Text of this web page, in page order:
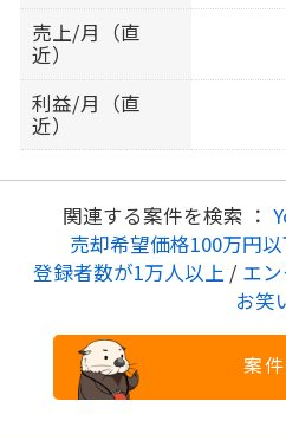
売上/月（直
近）
利益/月（直
近）
関連する案件を検索 ：
売却希望価格100万円
登録者数が1万人以上 / エ
お笑
案